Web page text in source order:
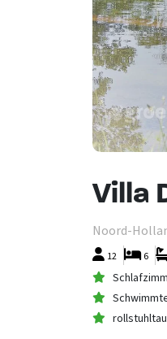
Villa
Noord-
12 6